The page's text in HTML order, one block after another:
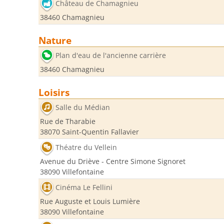
Château de Chamagnieu
38460 Chamagnieu
Nature
Plan d'eau de l'ancienne carrière
38460 Chamagnieu
Loisirs
Salle du Médian
Rue de Tharabie
38070 Saint-Quentin Fallavier
Théatre du Vellein
Avenue du Driève - Centre Simone Signoret
38090 Villefontaine
Cinéma Le Fellini
Rue Auguste et Louis Lumière
38090 Villefontaine